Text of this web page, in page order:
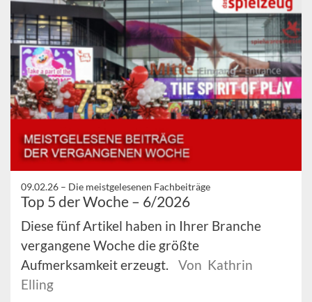
09.02.26 – Die meistgelesenen Fachbeiträge
Top 5 der Woche – 6/2026
Diese fünf Artikel haben in Ihrer Branche
vergangene Woche die größte
Aufmerksamkeit erzeugt.
Von Kathrin
Elling